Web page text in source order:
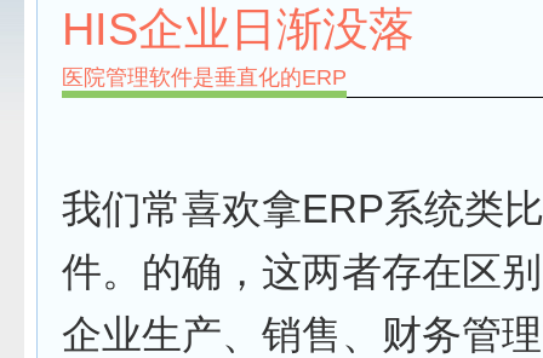
HIS企业日渐没落
医院管理软件是垂直化的ERP
我们常喜欢拿ERP系统类
件。的确，这两者存在区
企业生产、销售、财务管